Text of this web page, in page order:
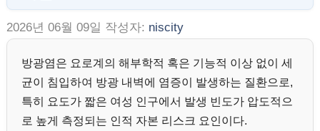
2026년 06월 09일 작성자: niscity
방광염은 요로계의 해부학적 혹은 기능적 이상 없이 세
균이 침입하여 방광 내벽에 염증이 발생하는 질환으로,
특히 요도가 짧은 여성 인구에서 발생 빈도가 압도적으
로 높게 측정되는 인적 자본 리스크 요인이다.